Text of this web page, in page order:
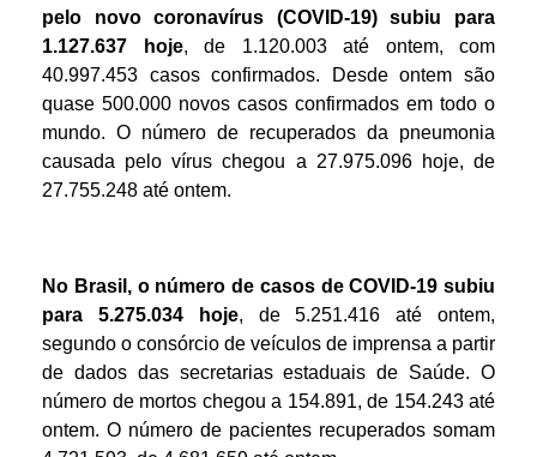
pelo novo coronavírus (COVID-19) subiu para
1.127.637
hoje, de 1.120.003 até ontem, com
40.997.453 casos confirmados. Desde ontem são
quase 500.000 novos casos confirmados em todo o
mundo. O número de recuperados da pneumonia
causada pelo vírus chegou a 27.975.096 hoje, de
27.755.248 até ontem.
No Brasil, o número de casos de COVID-19 subiu
para 5.275.034hoje, de 5.251.416
até ontem,
segundo o consórcio de veículos de imprensa a partir
de dados das secretarias estaduais de Saúde. O
número de mortos chegou a 154.891, de 154.243 até
ontem. O número de pacientes recuperados somam